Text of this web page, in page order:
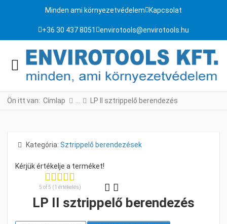
Minden ami környezetvédelem Kapcsolat
+36 30 437 8051 envirotools@envirotools.hu
Ön itt van: Címlap LP II sztrippelő berendezés
Részletek
Kategória: Sztrippelő berendezések
5 of 5 (1 értékelés)
LP II sztrippelő berendezés